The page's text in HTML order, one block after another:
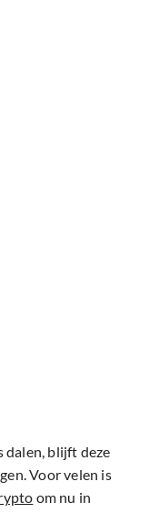
en met maandag,
en
aan waarde.